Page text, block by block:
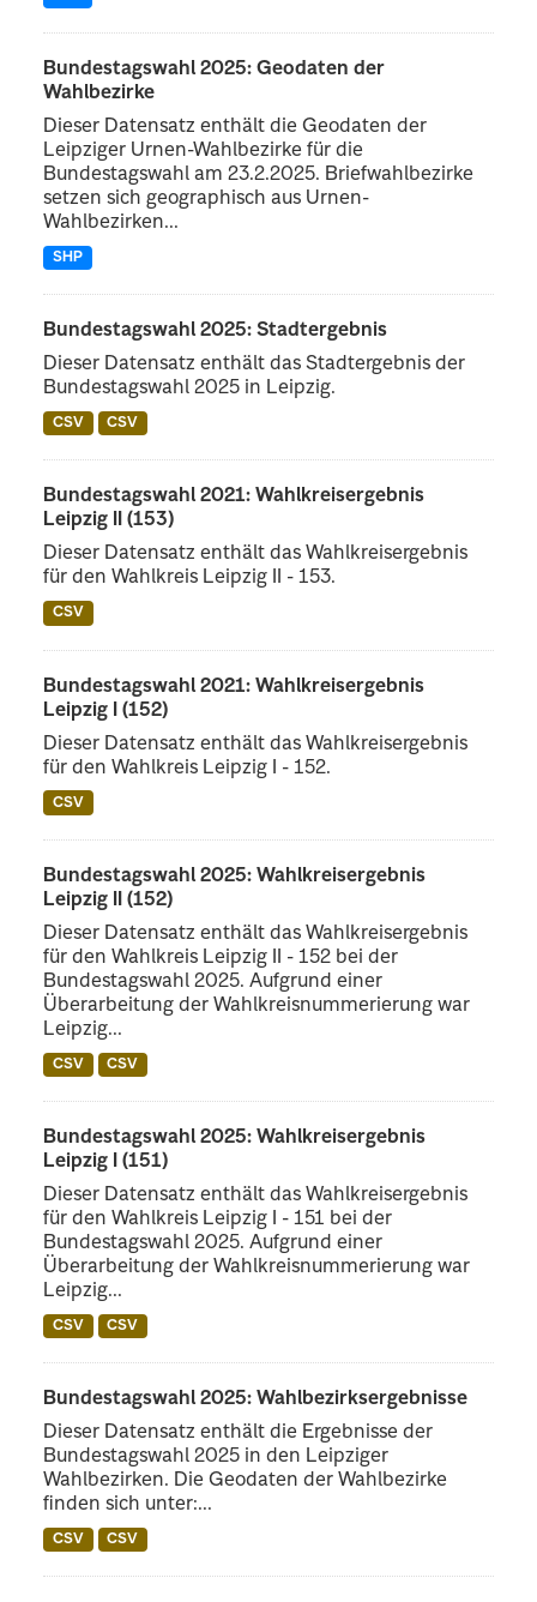
Bundestagswahl 2025: Geodaten der
Wahlbezirke
Dieser Datensatz enthält die Geodaten der
Leipziger Urnen-Wahlbezirke für die
Bundestagswahl am 23.2.2025. Briefwahlbezirke
setzen sich geographisch aus Urnen-
Wahlbezirken...
SHP
Bundestagswahl 2025: Stadtergebnis
Dieser Datensatz enthält das Stadtergebnis der
Bundestagswahl 2025 in Leipzig.
CSV CSV
Bundestagswahl 2021: Wahlkreisergebnis
Leipzig II (153)
Dieser Datensatz enthält das Wahlkreisergebnis
für den Wahlkreis Leipzig II - 153.
CSV
Bundestagswahl 2021: Wahlkreisergebnis
Leipzig I (152)
Dieser Datensatz enthält das Wahlkreisergebnis
für den Wahlkreis Leipzig I - 152.
CSV
Bundestagswahl 2025: Wahlkreisergebnis
Leipzig II (152)
Dieser Datensatz enthält das Wahlkreisergebnis
für den Wahlkreis Leipzig II - 152 bei der
Bundestagswahl 2025. Aufgrund einer
Überarbeitung der Wahlkreisnummerierung war
Leipzig...
CSV CSV
Bundestagswahl 2025: Wahlkreisergebnis
Leipzig I (151)
Dieser Datensatz enthält das Wahlkreisergebnis
für den Wahlkreis Leipzig I - 151 bei der
Bundestagswahl 2025. Aufgrund einer
Überarbeitung der Wahlkreisnummerierung war
Leipzig...
CSV CSV
Bundestagswahl 2025: Wahlbezirksergebnisse
Dieser Datensatz enthält die Ergebnisse der
Bundestagswahl 2025 in den Leipziger
Wahlbezirken. Die Geodaten der Wahlbezirke
finden sich unter:...
CSV CSV